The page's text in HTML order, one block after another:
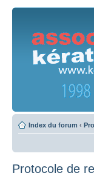
Index du forum ‹
Protocole de